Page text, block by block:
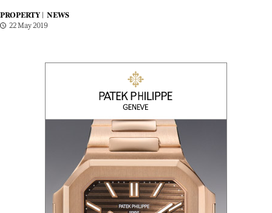
PROPERTY |
NEWS
22 May 2019